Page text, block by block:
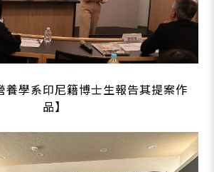
養學系印尼籍博士生報告其提案作
品】